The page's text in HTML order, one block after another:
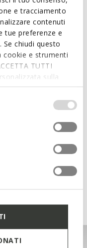
e tracciamento
contenuti
tue preferenze e
chiudi questo
cookie e strumenti
TUTTI
sulla
quali cookies ed
Per maggiori
momento le
the foot in swiftly